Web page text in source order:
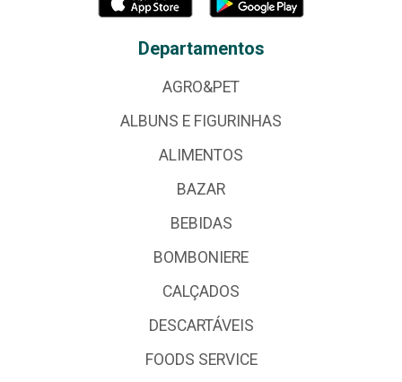
Departamentos
AGRO&PET
ALBUNS E FIGURINHAS
ALIMENTOS
BAZAR
BEBIDAS
BOMBONIERE
CALÇADOS
DESCARTÁVEIS
FOODS SERVICE